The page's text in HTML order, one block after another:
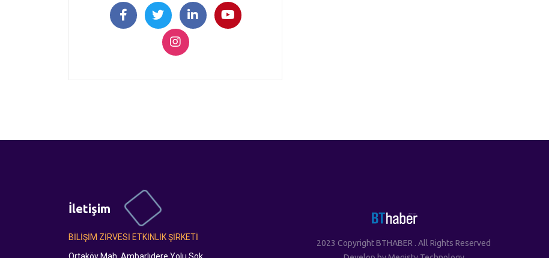
İletişim
BİLİŞİM ZİRVESİ ETKİNLİK ŞİRKETİ
2023 Copyright BTHABER . All Rights Reserved